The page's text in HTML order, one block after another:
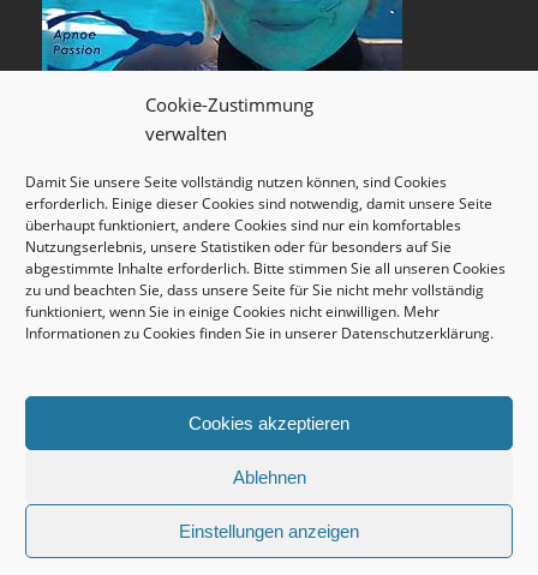
Cookie-Zustimmung
verwalten
Damit Sie unsere Seite vollständig nutzen können, sind Cookies
erforderlich. Einige dieser Cookies sind notwendig, damit unsere Seite
überhaupt funktioniert, andere Cookies sind nur ein komfortables
Nutzungserlebnis, unsere Statistiken oder für besonders auf Sie
abgestimmte Inhalte erforderlich. Bitte stimmen Sie all unseren Cookies
zu und beachten Sie, dass unsere Seite für Sie nicht mehr vollständig
funktioniert, wenn Sie in einige Cookies nicht einwilligen. Mehr
Informationen zu Cookies finden Sie in unserer Datenschutzerklärung.
Cookies akzeptieren
Ablehnen
Einstellungen anzeigen